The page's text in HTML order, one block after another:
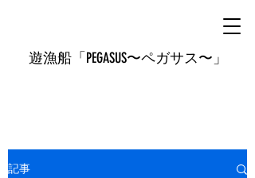
遊漁船「PEGASUS〜ペガサス〜」
記事